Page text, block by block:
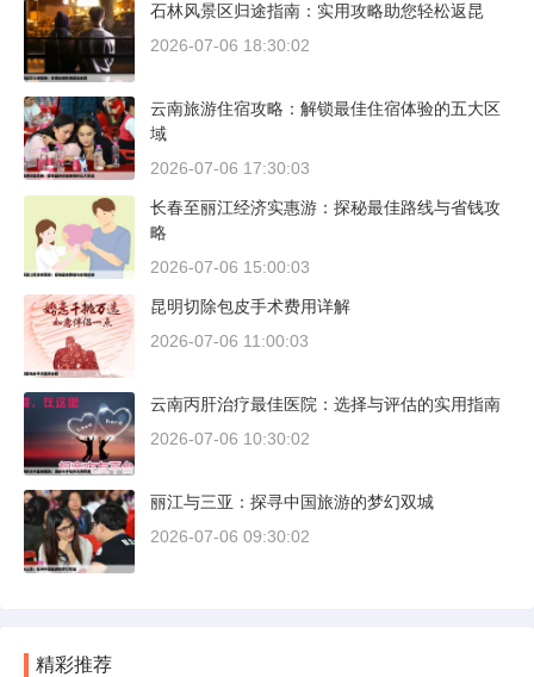
石林风景区归途指南：实用攻略助您轻松返昆
2026-07-06 18:30:02
云南旅游住宿攻略：解锁最佳住宿体验的五大区
域
2026-07-06 17:30:03
长春至丽江经济实惠游：探秘最佳路线与省钱攻
略
2026-07-06 15:00:03
昆明切除包皮手术费用详解
2026-07-06 11:00:03
云南丙肝治疗最佳医院：选择与评估的实用指南
2026-07-06 10:30:02
丽江与三亚：探寻中国旅游的梦幻双城
2026-07-06 09:30:02
精彩推荐